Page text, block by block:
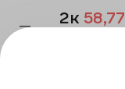
— 2к 58,77